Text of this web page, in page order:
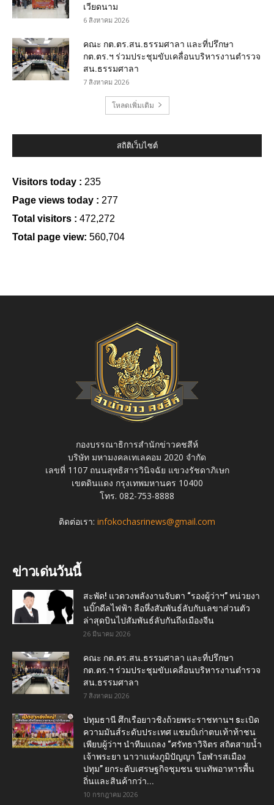
เวียดนาม
6 สิงหาคม 2026
คณะ กต.ตร.สน.ธรรมศาลา และที่ปรึกษา
กต.ตร.ฯ ร่วมประชุมขับเคลื่อนบริหารงานตำรวจ
สน.ธรรมศาลา
7 สิงหาคม 2026
โหลดเพิ่มเติม
สถิติเว็บไซต์
Visitors today : 235
Page views today : 277
Total visitors : 472,272
Total page view: 560,704
กองบรรณาธิการสำนักข่าวคชสีห์
บริษัท มหามงคลเทเลคอม 2020 จำกัด
เลขที่ 1107 ถนนสุทธิสารวินิจฉัย แขวงรัชดาภิเษก
เขตดินแดง กรุงเทพมหานคร 10400
โทร. 082-753-8888
ติดต่อเรา: infokochasrinews@gmail.com
ข่าวเด่นวันนี้
สะพัด! แวดวงพลังงานจับตา “รองผู้ว่าฯ” หน่วยงา
นบิ๊กดีลไฟฟ้า ลือหึ่งสัมพันธ์ลับกับเลขาส่วนตัว
ล่าสุดบินไปสัมพันธ์ลับกันถึงเมืองจีน
26 มีนาคม 2026
คณะ กต.ตร.สน.ธรรมศาลา และที่ปรึกษา
กต.ตร.ฯ ร่วมประชุมขับเคลื่อนบริหารงานตำรวจ
สน.ธรรมศาลา
7 สิงหาคม 2026
ปทุมธานี ศึกเรือยาวชิงถ้วยพระราชทานฯ sะเบิด
ความมันส์ระดับประเทศ แชมป์เก่าตบเท้าท้าชน
เพียบผู้ว่าฯ นำทีมแถลง “ศรัทธาวิจิตร สถิตสายน้ำ
เจ้าพระยา นาวาแห่งภูมิปัญญา โอฬารสเมือง
ปทุม” ยกระดับเศรษฐกิจชุมชน ขนทัพอาหารพื้น
ถิ่นและสินค้ากว่า...
10 กรกฎาคม 2026